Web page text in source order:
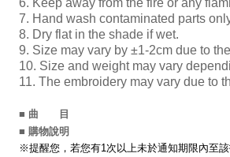
6. Keep away from the fire or any
7. Hand wash contaminated parts
8. Dry flat in the shade if wet.
9. Size may vary by ±1-2cm due to
10. Size and weight may vary
11. The embroidery may vary due to
■ 曲 目
■ 購物說明
※提醒您，若您有1次以上未於通知期限內至